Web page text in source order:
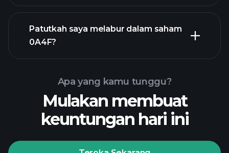
laporan kewangan
Playtrade Tournaments
broker yang disyorkan
Patutkah saya melabur dalam saham
0A4F?
Apa yang kamu tunggu?
Mulakan membuat
keuntungan hari ini